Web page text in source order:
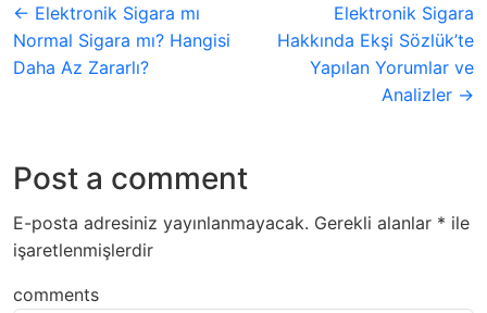
← Elektronik Sigara mı
Normal Sigara mı? Hangisi
Daha Az Zararlı?
Elektronik Sigara
Hakkında Ekşi Sözlük’te
Yapılan Yorumlar ve
Analizler →
Post a comment
E-posta adresiniz yayınlanmayacak. Gerekli alanlar * ile
işaretlenmişlerdir
comments